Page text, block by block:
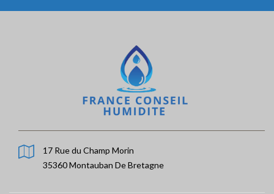
17 Rue du Champ Morin
35360 Montauban De Bretagne